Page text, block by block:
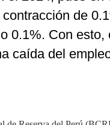
de
0.1%. Con
caída del